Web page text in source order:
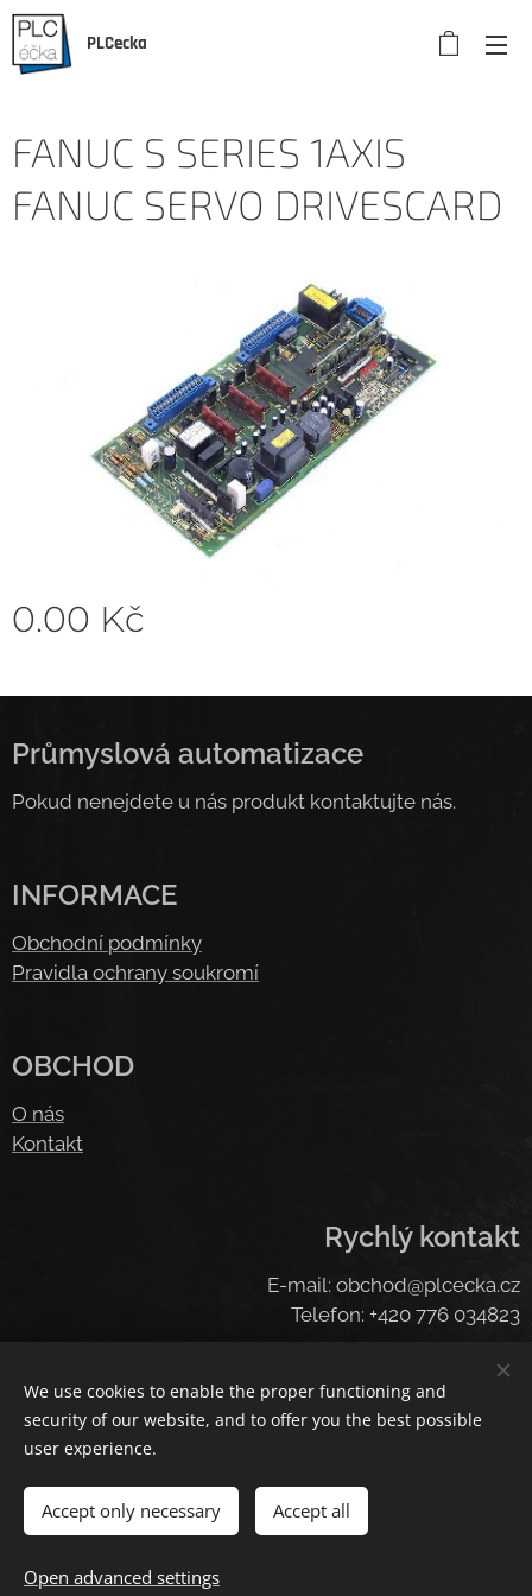
PLCecka
FANUC S SERIES 1AXIS
FANUC SERVO DRIVESCARD
0.00 Kč
Průmyslová automatizace
Pokud nenejdete u nás produkt kontaktujte nás.
INFORMACE
Obchodní podmínky
Pravidla ochrany soukromí
OBCHOD
O nás
Kontakt
Rychlý kontakt
E-mail: obchod@plcecka.cz
Telefon: +420 776 034823
Cookies
Čeština
American English Deutsch
We use cookies to enable the proper functioning and
security of our website, and to offer you the best possible
user experience.
Accept only necessary Accept all
Open advanced settings